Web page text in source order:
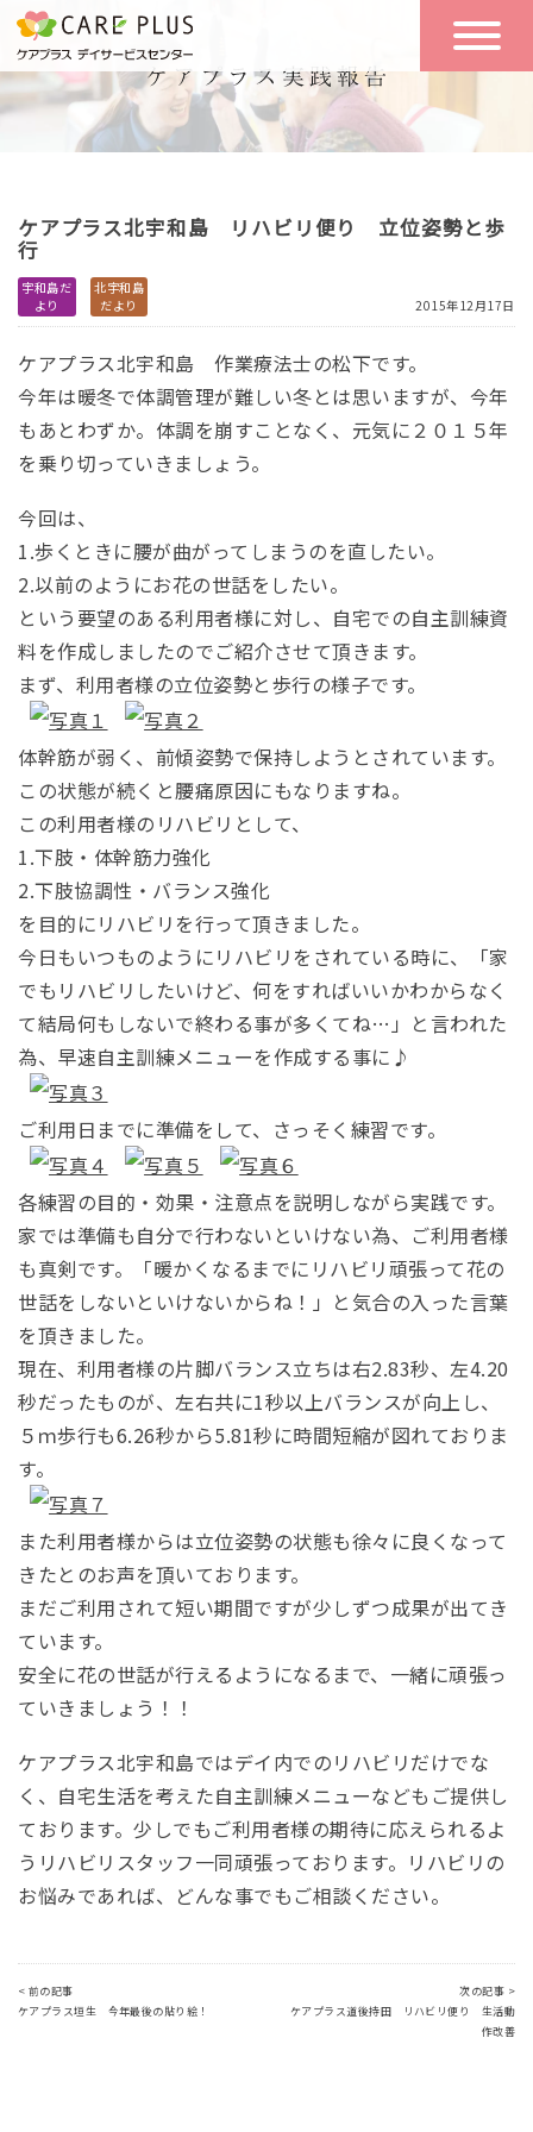
こんな方に
おすすめ
一日の流れ
一日体験
空き状況
実践報告
リクルート
ケアプラス北宇和島 リハビリ便り 立位姿勢と歩
行
宇和島だ
より
北宇和島
だより
2015年12月17日
ケアプラス北宇和島 作業療法士の松下です。
今年は暖冬で体調管理が難しい冬とは思いますが、今年
もあとわずか。体調を崩すことなく、元気に２０１５年
を乗り切っていきましょう。
今回は、
1.歩くときに腰が曲がってしまうのを直したい。
2.以前のようにお花の世話をしたい。
という要望のある利用者様に対し、自宅での自主訓練資
料を作成しましたのでご紹介させて頂きます。
まず、利用者様の立位姿勢と歩行の様子です。
体幹筋が弱く、前傾姿勢で保持しようとされています。
この状態が続くと腰痛原因にもなりますね。
この利用者様のリハビリとして、
1.下肢・体幹筋力強化
2.下肢協調性・バランス強化
を目的にリハビリを行って頂きました。
今日もいつものようにリハビリをされている時に、「家
でもリハビリしたいけど、何をすればいいかわからなく
て結局何もしないで終わる事が多くてね…」と言われた
為、早速自主訓練メニューを作成する事に♪
ご利用日までに準備をして、さっそく練習です。
各練習の目的・効果・注意点を説明しながら実践です。
家では準備も自分で行わないといけない為、ご利用者様
も真剣です。「暖かくなるまでにリハビリ頑張って花の
世話をしないといけないからね！」と気合の入った言葉
を頂きました。
現在、利用者様の片脚バランス立ちは右2.83秒、左4.20
秒だったものが、左右共に1秒以上バランスが向上し、
５ｍ歩行も6.26秒から5.81秒に時間短縮が図れておりま
す。
また利用者様からは立位姿勢の状態も徐々に良くなって
きたとのお声を頂いております。
まだご利用されて短い期間ですが少しずつ成果が出てき
ています。
安全に花の世話が行えるようになるまで、一緒に頑張っ
ていきましょう！！
ケアプラス北宇和島ではデイ内でのリハビリだけでな
く、自宅生活を考えた自主訓練メニューなどもご提供し
ております。少しでもご利用者様の期待に応えられるよ
うリハビリスタッフ一同頑張っております。リハビリの
お悩みであれば、どんな事でもご相談ください。
< 前の記事
ケアプラス垣生 今年最後の貼り絵！
次の記事 >
ケアプラス道後持田 リハビリ便り 生活動
作改善